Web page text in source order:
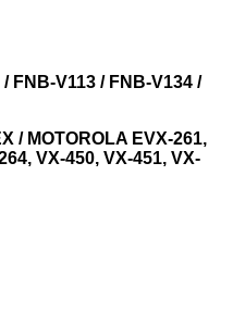
/ FNB-V113 / FNB-V134 /
/ MOTOROLA EVX-261,
VX-450, VX-451, VX-